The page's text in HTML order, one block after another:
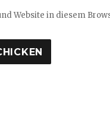
Website in diesem